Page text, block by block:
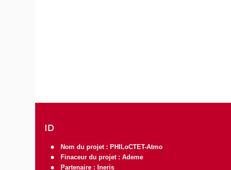
ID
Nom du projet : PHILoCTET-Atmo
Finaceur du projet : Ademe
Partenaire : Ineris